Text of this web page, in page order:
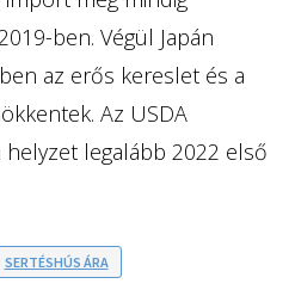
ben. Végül Japán
az erős kereslet és a
Az USDA
helyzet legalább 2022 első
SERTÉSHÚS ÁRA